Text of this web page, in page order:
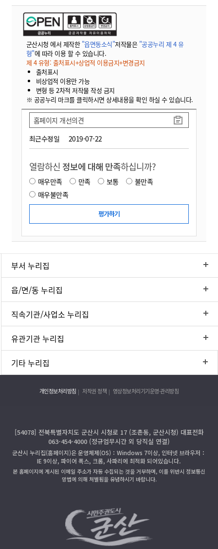
군산시청 에서 제작한 "읍면동소식"저작물은 "공공누리 제 4 유
형"에 따라 이용 할 수 있습니다.
제 4 유형: 출처표시+상업적 이용금지+변경금지
출처표시
비상업적 이용만 가능
변형 등 2차적 저작물 작성 금지
※ 공공누리 마크를 클릭하시면 상세내용을 확인 하실 수 있습니다.
최근수정일 2019-07-22
홈페이지 개선의견
열람하신 정보에 대해 만족하십니까?
매우만족 만족 보통
불만족
매우불만족
부서 누리집
읍/면/동 누리집
직속기관/사업소 누리집
유관기관 누리집
기타 누리집
개인정보처리방침 저작권 정책 영상정보처리기기운영·관리방침
[54078] 전북특별자치도 군산시 시청로 17 (조촌동, 군산시청) 대표전화
063-454-4000 (정규업무시간 외 당직실 연결)
군산시 누리집(홈페이지)은 운영체제(OS)：Windows 7이상, 인터넷 브라우저：
IE 9이상, 파이어 폭스, 크롬, 사파리에 최적화 되어있습니다.
본 홈페이지에 게시된 이메일 주소가 자동 수집되는 것을 거부하며, 이를 위반시 정보통신
망법에 의해 처벌됨을 유념하시기 바랍니다.